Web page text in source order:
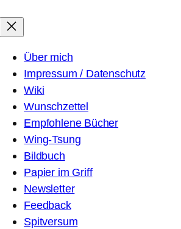
Über mich
Impressum / Datenschutz
Wiki
Wunschzettel
Empfohlene Bücher
Wing-Tsung
Bildbuch
Papier im Griff
Newsletter
Feedback
Spitversum